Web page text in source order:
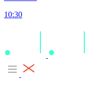
10:30